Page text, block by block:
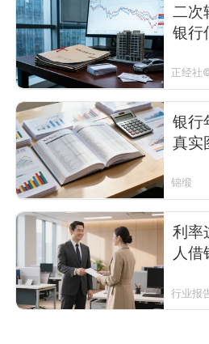
二次
银行
正经社
银行
真实
锦缎
利率
人借
行业报